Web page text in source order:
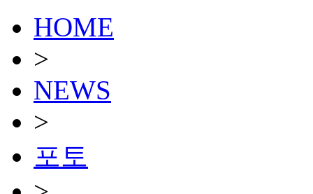
HOME
>
NEWS
>
포토